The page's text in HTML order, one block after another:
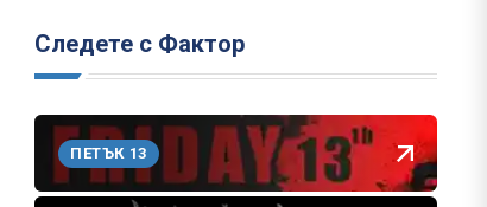
Следете с Фактор
ПЕТЪК 13